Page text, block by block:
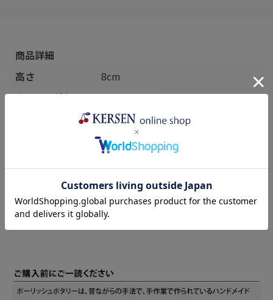
商品詳細
高さ
8cm
飲み口の外径
約7.3cm
約0.3L(満水
Ceramika
Artystyczna
WIZA(ヴィ
ザ)
ポーランド